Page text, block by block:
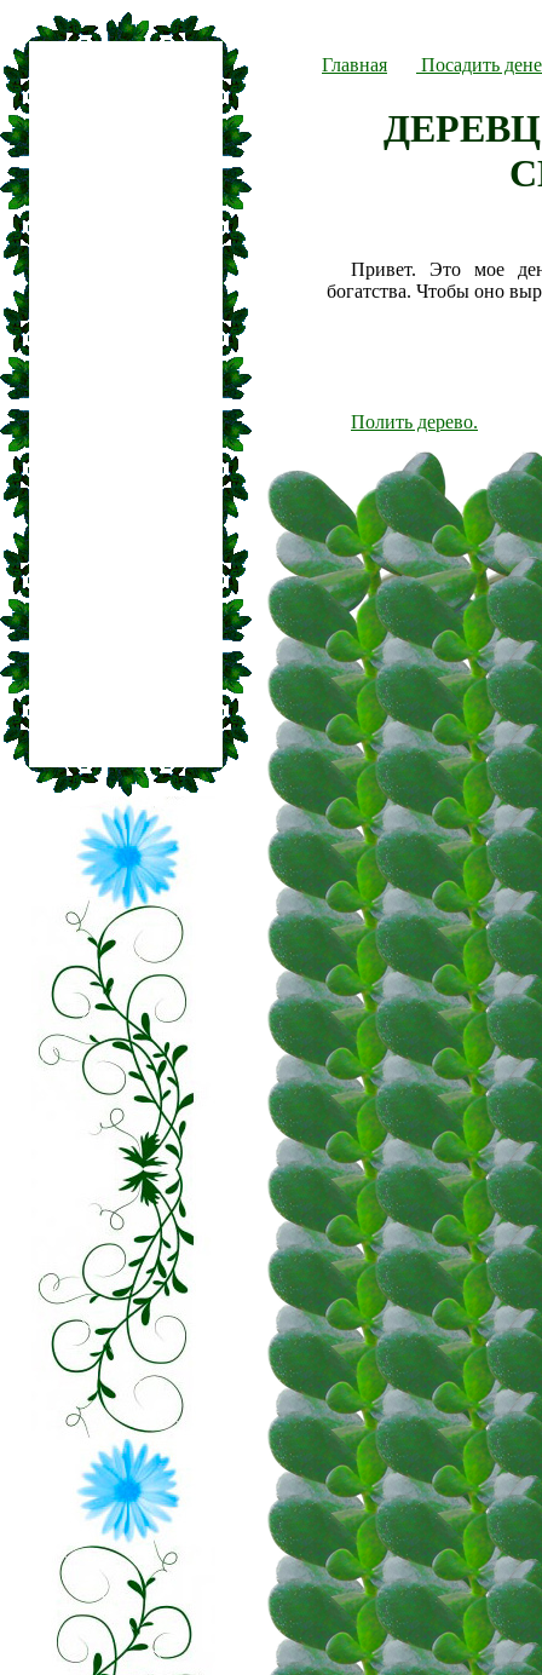
Главная Посадить
Привет. Это мое
богатства. Чтобы оно
Полить дерево.